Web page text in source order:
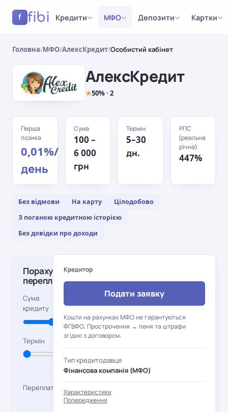
f fibi Кредити МФО Депозити Картки
Головна/МФО/АлексКредит/Особистий кабінет
АлексКредит
★50% · 2
Перша
позика
0,01%/
день
Сума
100 –
6 000
грн
Термін
5–30
дн.
РПС
(реальна
річна)
447%
Без відмови На карту
Цілодобово
З поганою кредитною історією
Без довідки про доходи
Порахувати
переплату
Сума
кредиту
грн
Термін 5 дн.
Переплата
1,53
грн
характеристики
Перша позика
Сума
100 –
6 000
Термін
5–30
Сума
Кредитор
Подати заявку
Кошти на рахунках МФО не гарантуються
ФГВФО. Прострочення → пеня та штрафи
згідно з договором.
Тип кредитодавця
Фінансова компанія (МФО)
Характеристики
Попередження